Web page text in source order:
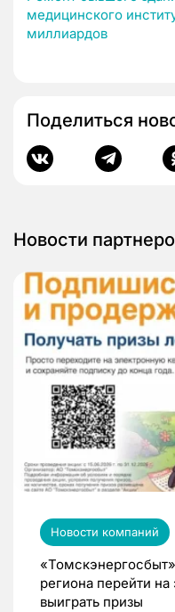
медицинского
миллиардов
Поделиться
Новости
Новости компаний
региона перейти
выиграть призы